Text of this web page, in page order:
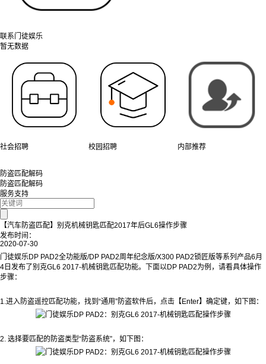
联系门徒娱乐
暂无数据
社会招聘 校园招聘 内部推荐
防盗匹配解码
防盗匹配解码
服务支持
【汽车防盗匹配】别克机械钥匙匹配2017年后GL6操作步骤
发布时间：
2020-07-30
门徒娱乐DP PAD2全功能版/DP PAD2周年纪念版/X300 PAD2锁匠版等系列产品6月
4日发布了别克GL6 2017-机械钥匙匹配功能。下面以DP PAD2为例，请看具体操作
步骤：
1.进入防盗遥控匹配功能，找到“通用”防盗软件后，点击【Enter】确定键，如下图：
2. 选择要匹配的防盗类型“防盗系统”，如下图：